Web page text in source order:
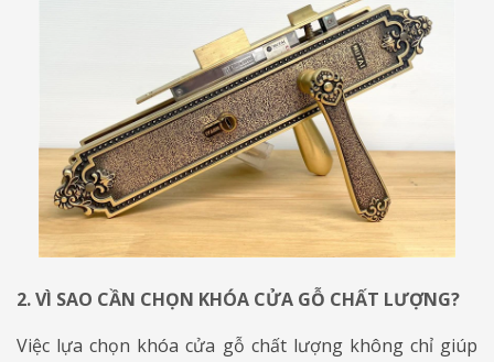
2. VÌ SAO CẦN CHỌN KHÓA CỬA GỖ CHẤT LƯỢNG?
Việc lựa chọn khóa cửa gỗ chất lượng không chỉ giúp